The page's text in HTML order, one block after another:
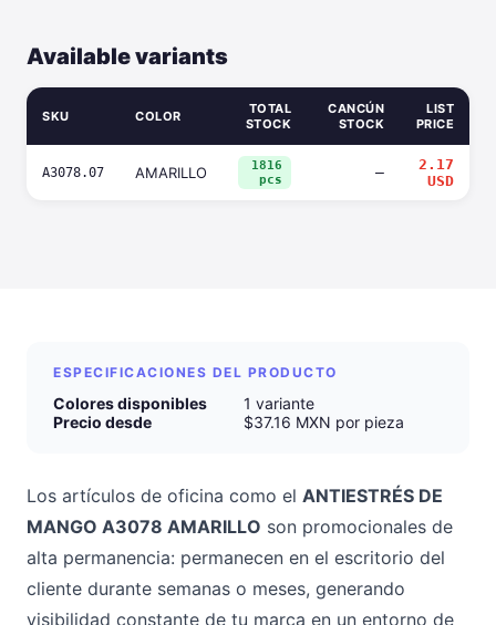
Available variants
SKU COLOR
TOTAL
STOCK
CANCÚN
STOCK
LIST
PRICE
A3078.07 AMARILLO
1816
pcs
—
2.17
USD
ESPECIFICACIONES DEL PRODUCTO
Colores disponibles
1 variante
Precio desde
$37.16 MXN por pieza
Los artículos de oficina como el ANTIESTRÉS DE
MANGO A3078 AMARILLO son promocionales de
alta permanencia: permanecen en el escritorio del
cliente durante semanas o meses, generando
visibilidad constante de tu marca en un entorno de